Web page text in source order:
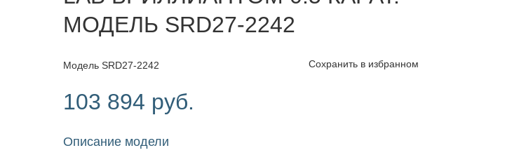
МОДЕЛЬ SRD27-2242
Модель SRD27-2242 Сохранить в избранном
103 894 руб.
Описание модели